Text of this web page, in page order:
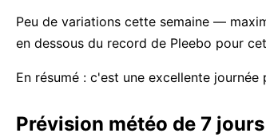
Peu de variations cette semaine —
en dessous du record de Pleebo pour
En résumé : c'est une excellente
Prévision météo de 7